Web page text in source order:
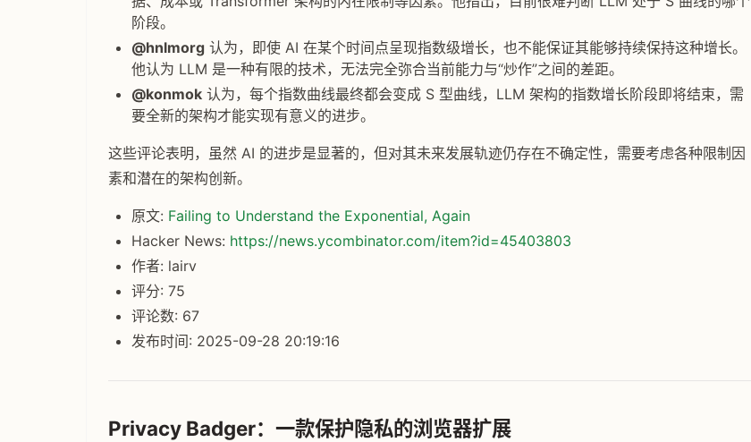
阶段。
@hnlmorg认为，即使 AI 在某个时间点呈现指数级增长，也不能保证其能够持续保持这种增长。
他认为 LLM 是一种有限的技术，无法完全弥合当前能力与“炒作”之间的差距。
@konmok认为，每个指数曲线最终都会变成 S 型曲线，LLM 架构的指数增长阶段即将结束，需
要全新的架构才能实现有意义的进步。
这些评论表明，虽然 AI 的进步是显著的，但对其未来发展轨迹仍存在不确定性，需要考虑各种限制因
素和潜在的架构创新。
原文: Failing to Understand the Exponential, Again
Hacker News: https://news.ycombinator.com/item?id=45403803
作者: lairv
评分: 75
评论数: 67
发布时间: 2025-09-28 20:19:16
Privacy Badger：一款保护隐私的浏览器扩展